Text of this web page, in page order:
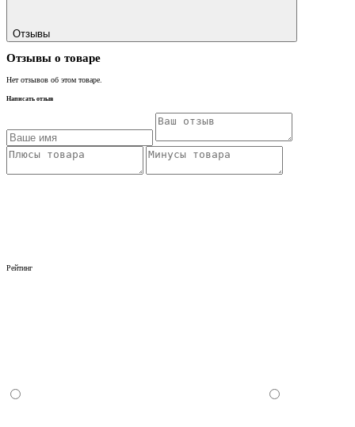
Отзывы
Отзывы о товаре
Нет отзывов об этом товаре.
Написать отзыв
Рейтинг